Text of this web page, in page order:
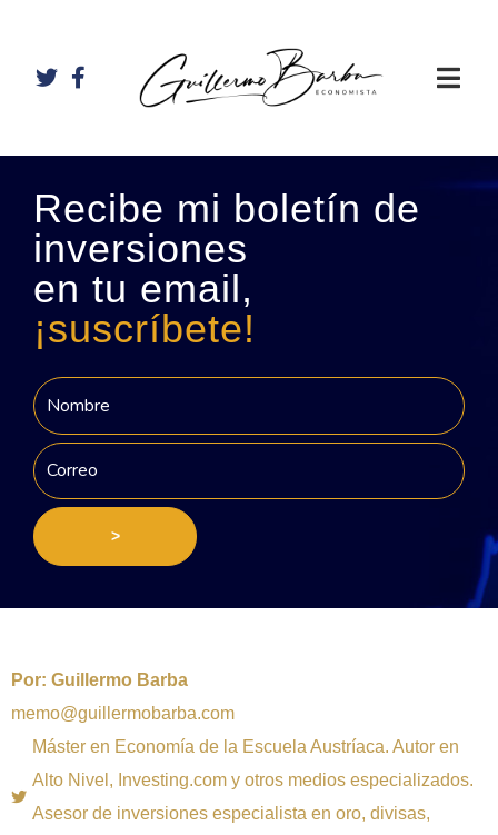
Recibe mi boletín de
inversiones
en tu email,
¡suscríbete!
>
Por: Guillermo Barba
memo@guillermobarba.com
Máster en Economía de la Escuela Austríaca. Autor en
Alto Nivel, Investing.com y otros medios especializados.
Asesor de inversiones especialista en oro, divisas,